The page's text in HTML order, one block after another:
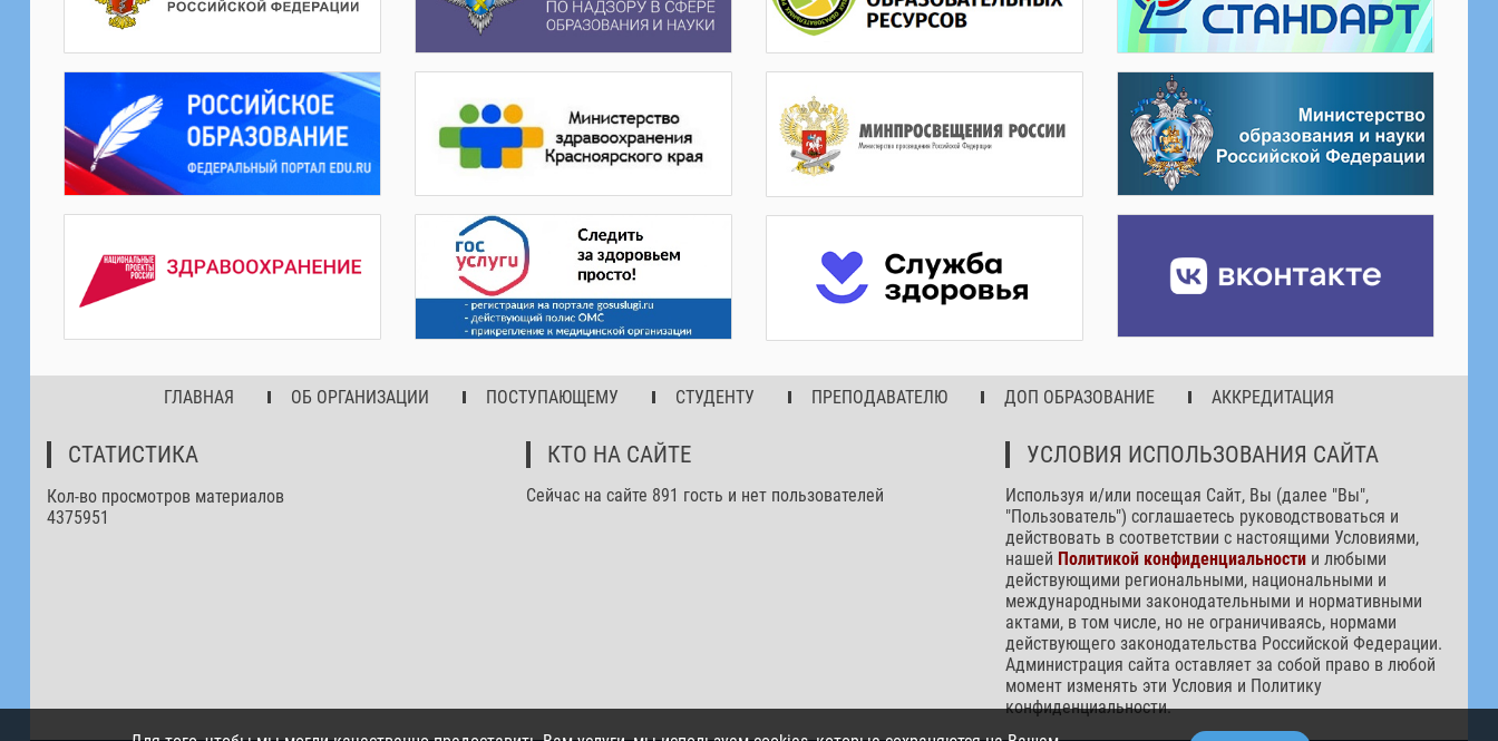
ГЛАВНАЯ ОБ ОРГАНИЗАЦИИ ПОСТУПАЮЩЕМУ СТУДЕНТУ ПРЕПОДАВАТЕЛЮ ДОП ОБРАЗОВАНИЕ АККРЕДИТАЦИЯ
СТАТИСТИКА
Кол-во просмотров материалов
4375951
КТО НА САЙТЕ
Сейчас на сайте 891 гость и нет пользователей
УСЛОВИЯ ИСПОЛЬЗОВАНИЯ САЙТА
Используя и/или посещая Сайт, Вы (далее "Вы",
"Пользователь") соглашаетесь руководствоваться и
действовать в соответствии с настоящими Условиями,
нашей Политикой конфиденциальности и любыми
действующими региональными, национальными и
международными законодательными и нормативными
актами, в том числе, но не ограничиваясь, нормами
действующего законодательства Российской Федерации.
Администрация сайта оставляет за собой право в любой
момент изменять эти Условия и Политику
конфиденциальности.